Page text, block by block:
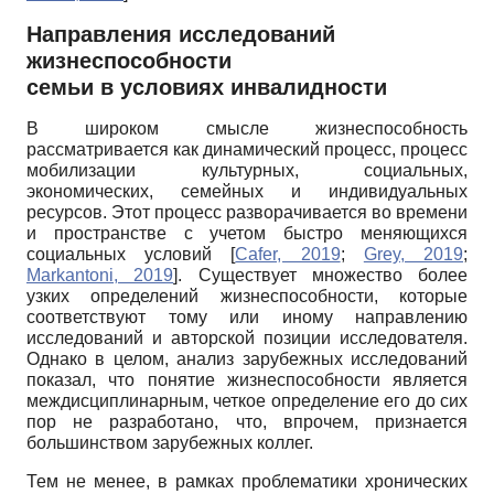
Направления исследований
жизнеспособности
семьи в условиях инвалидности
В широком смысле жизнеспособность
рассматривается как динамический процесс, процесс
мобилизации культурных, социальных,
экономических, семейных и индивидуальных
ресурсов. Этот процесс разворачивается во времени
и пространстве с учетом быстро меняющихся
социальных условий [Cafer, 2019; Grey, 2019;
Markantoni, 2019]. Существует множество более
узких определений жизнеспособности, которые
соответствуют тому или иному направлению
исследований и авторской позиции исследователя.
Однако в целом, анализ зарубежных исследований
показал, что понятие жизнеспособности является
междисциплинарным, четкое определение его до сих
пор не разработано, что, впрочем, признается
большинством зарубежных коллег.
Тем не менее, в рамках проблематики хронических